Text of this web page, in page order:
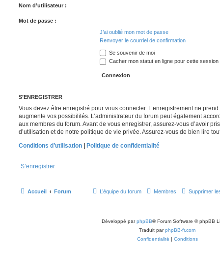
Nom d’utilisateur :
Mot de passe :
J’ai oublié mon mot de passe
Renvoyer le courriel de confirmation
Se souvenir de moi
Cacher mon statut en ligne pour cette session
S’ENREGISTRER
Vous devez être enregistré pour vous connecter. L’enregistrement ne
augmente vos possibilités. L’administrateur du forum peut également
aux membres du forum. Avant de vous enregistrer, assurez-vous d’avoir
d’utilisation et de notre politique de vie privée. Assurez-vous de bien lire
Conditions d’utilisation
Politique de confidentialité
S’enregistrer
Accueil Forum Supprimer
Membres
L’équipe du forum
Développé parphpBB® Forum Software © phpBB
Traduit parphpBB-fr.com
Confidentialité | Conditions